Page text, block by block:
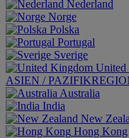
Nederland
Norge
Polska
Portugal
Sverige
United
ASIEN /
Australia
India
New
Hong Kong